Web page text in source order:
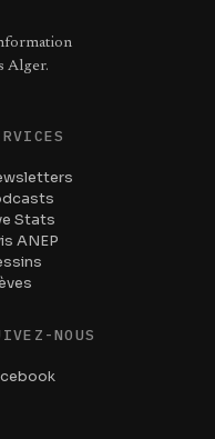
Alger.
Stats
ANEP
NOUS